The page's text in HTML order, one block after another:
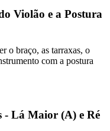
Violão e a Postura
o braço, as tarraxas, o
com a postura
- Lá Maior (A) e Ré